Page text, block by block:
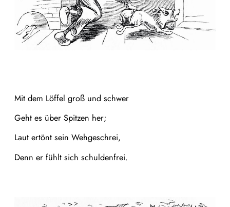
Mit dem Löffel groß und schwer
Geht es über Spitzen her;
Laut ertönt sein Wehgeschrei,
Denn er fühlt sich schuldenfrei.